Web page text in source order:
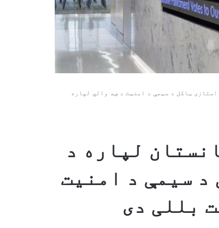
ټاکل د سیمې د امنیت د ښه والي لپاره
لپاره د
سیمې د امنیت
بللی دی